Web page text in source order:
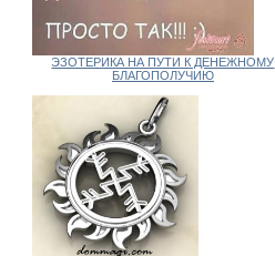
ЭЗОТЕРИКА НА ПУТИ К ДЕНЕЖНОМУ
БЛАГОПОЛУЧИЮ